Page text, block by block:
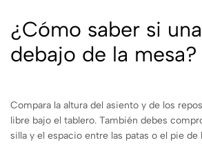
¿Cómo saber si
debajo de la mesa?
Compara la altura del asiento y de los
libre bajo el tablero. También debes
silla y el espacio entre las patas o el pie de